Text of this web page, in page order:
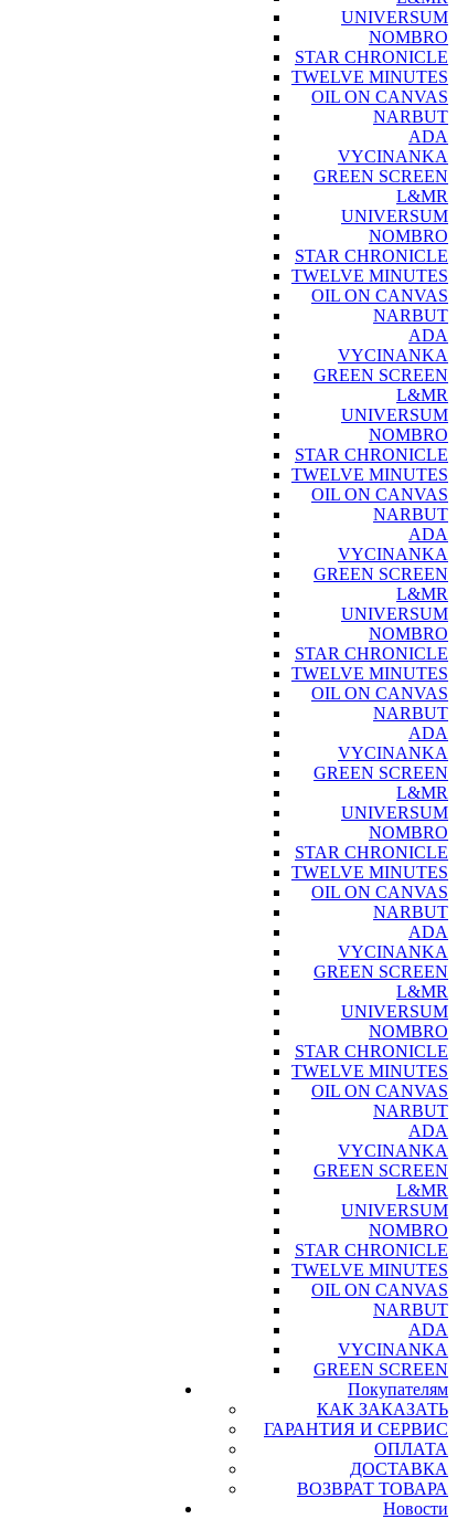
UNIVERSUM
NOMBRO
STAR CHRONICLE
TWELVE MINUTES
OIL ON CANVAS
NARBUT
ADA
VYCINANKA
GREEN SCREEN
L&MR
UNIVERSUM
NOMBRO
STAR CHRONICLE
TWELVE MINUTES
OIL ON CANVAS
NARBUT
ADA
VYCINANKA
GREEN SCREEN
L&MR
UNIVERSUM
NOMBRO
STAR CHRONICLE
TWELVE MINUTES
OIL ON CANVAS
NARBUT
ADA
VYCINANKA
GREEN SCREEN
L&MR
UNIVERSUM
NOMBRO
STAR CHRONICLE
TWELVE MINUTES
OIL ON CANVAS
NARBUT
ADA
VYCINANKA
GREEN SCREEN
L&MR
UNIVERSUM
NOMBRO
STAR CHRONICLE
TWELVE MINUTES
OIL ON CANVAS
NARBUT
ADA
VYCINANKA
GREEN SCREEN
L&MR
UNIVERSUM
NOMBRO
STAR CHRONICLE
TWELVE MINUTES
OIL ON CANVAS
NARBUT
ADA
VYCINANKA
GREEN SCREEN
L&MR
UNIVERSUM
NOMBRO
STAR CHRONICLE
TWELVE MINUTES
OIL ON CANVAS
NARBUT
ADA
VYCINANKA
GREEN SCREEN
Покупателям
КАК ЗАКАЗАТЬ
ГАРАНТИЯ И СЕРВИС
ОПЛАТА
ДОСТАВКА
ВОЗВРАТ ТОВАРА
Новости